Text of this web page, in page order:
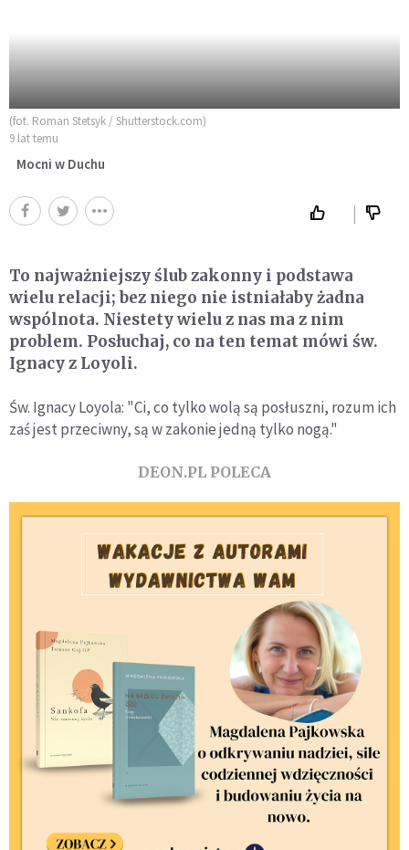
(fot. Roman Stetsyk / Shutterstock.com)
9 lat temu
Mocni w Duchu
To najważniejszy ślub zakonny i podstawa
wielu relacji; bez niego nie istniałaby żadna
wspólnota. Niestety wielu z nas ma z nim
problem. Posłuchaj, co na ten temat mówi św.
Ignacy z Loyoli.
Św. Ignacy Loyola: "Ci, co tylko wolą są posłuszni, rozum ich
zaś jest przeciwny, są w zakonie jedną tylko nogą."
DEON.PL POLECA